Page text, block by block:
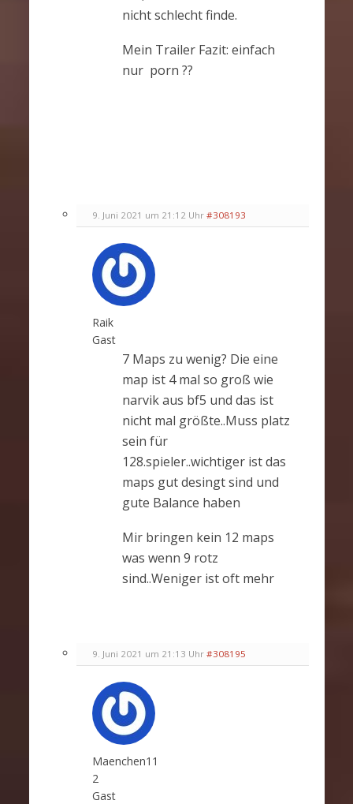
nicht schlecht finde.
Mein Trailer Fazit: einfach
nur porn ??
9. Juni 2021 um 21:12 Uhr #308193
Raik
Gast
7 Maps zu wenig? Die eine
map ist 4 mal so groß wie
narvik aus bf5 und das ist
nicht mal größte..Muss platz
sein für
128.spieler..wichtiger ist das
maps gut desingt sind und
gute Balance haben
Mir bringen kein 12 maps
was wenn 9 rotz
sind..Weniger ist oft mehr
9. Juni 2021 um 21:13 Uhr #308195
Maenchen11
2
Gast